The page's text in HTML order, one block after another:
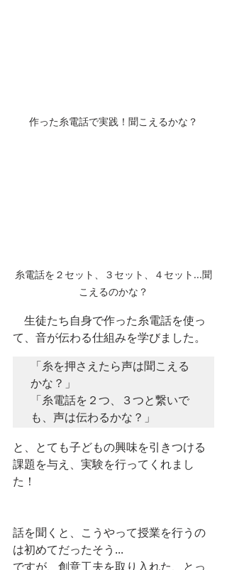
作った糸電話で実践！聞こえるかな？
糸電話を２セット、３セット、４セット...聞
こえるのかな？
生徒たち自身で作った糸電話を使っ
て、音が伝わる仕組みを学びました。
「糸を押さえたら声は聞こえる
かな？」
「糸電話を２つ、３つと繋いで
も、声は伝わるかな？」
と、とても子どもの興味を引きつける
課題を与え、実験を行ってくれまし
た！
話を聞くと、こうやって授業を行うの
は初めてだったそう...
ですが、創意工夫を取り入れた、とっ